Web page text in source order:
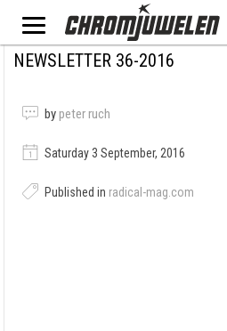
NEWSLETTER 36-2016
by peter ruch
Saturday 3 September, 2016
Published in radical-mag.com